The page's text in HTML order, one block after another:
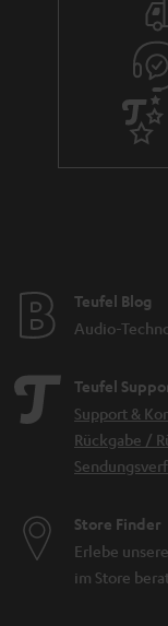
80 bis 12.000 Hz. Bei
wiederum um einiges
Sicher hast du dich
und welches Mikrofon
nicht so einfach zu
verschiedene
Aufnahme von
unterscheiden kannst
welches sowohl über
und im Bereich Audio
Achte für die Wahl des
Aspekte:
Welchen Zweck
dieses für das
Wird das Mikrofon
für dich geeignet
deiner Präferenz.
Teufel Blog
Audio-
Teufel
Support &
Rückgabe /
Store Finder
Erlebe
im Store